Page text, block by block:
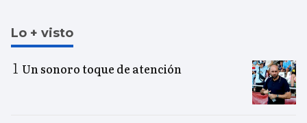
Lo + visto
Un sonoro toque de atención